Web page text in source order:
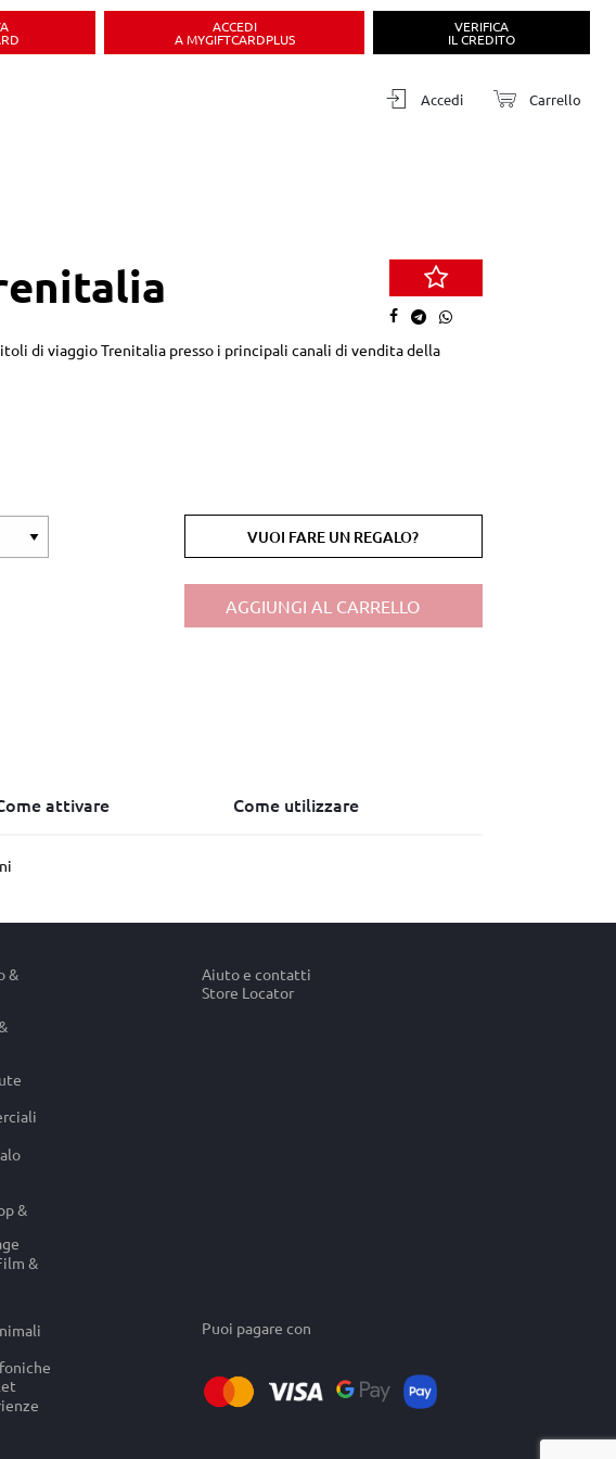
ACCEDI
A MYGIFTCARDPLUS
VERIFICA
IL CREDITO
Accedi Carrello
di viaggio Trenitalia presso i principali canali di vendita della
VUOI FARE UN REGALO?
AGGIUNGI AL CARRELLO
attivare Come utilizzare
&
&
&
Aiuto e contatti
Store Locator
Puoi pagare con